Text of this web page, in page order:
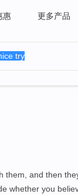
惠 更多产品
them, and then
whether you